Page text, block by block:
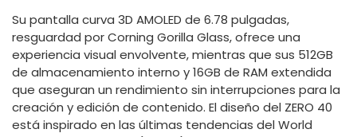
Su pantalla curva 3D AMOLED de 6.78 pulgadas,
resguardad por Corning Gorilla Glass, ofrece una
experiencia visual envolvente, mientras que sus 512GB
de almacenamiento interno y 16GB de RAM extendida
que aseguran un rendimiento sin interrupciones para la
creación y edición de contenido. El diseño del ZERO 40
está inspirado en las últimas tendencias del World